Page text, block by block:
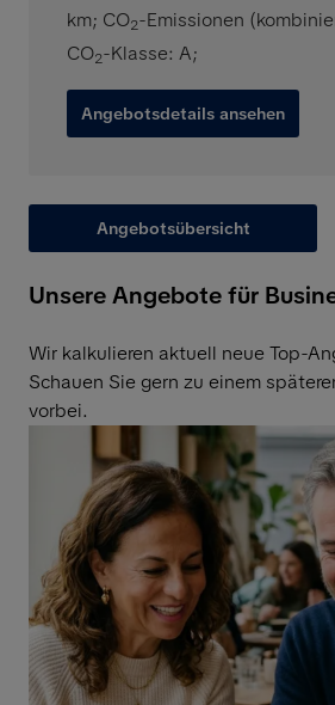
km; CO2-Emissionen
CO2-Klasse: A;
Angebotsdetails ansehen
Angebotsübersicht
Unsere Angebote für
Wir kalkulieren aktuell neue Top-
Schauen Sie gern zu einem
vorbei.